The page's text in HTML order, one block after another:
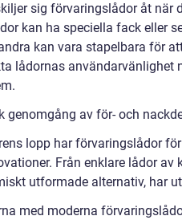
sig förvaringslådor åt när
kan ha speciella fack eller
kan vara stapelbara för
lådornas användarvänlighet
genomgång av för- och
lopp har förvaringslådor
Från enklare lådor
utformade alternativ, har
med moderna